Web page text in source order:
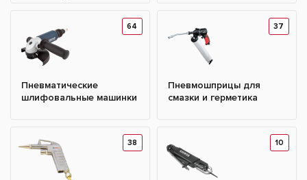
64
Пневматические
шлифовальные машинки
37
Пневмошприцы для
смазки и герметика
38 10